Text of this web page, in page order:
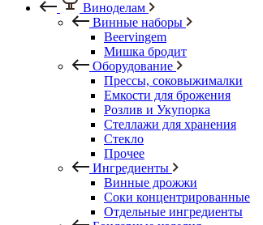
Виноделам
Винные наборы
Beervingem
Мишка бродит
Оборудование
Прессы, соковыжималки
Емкости для брожения
Розлив и Укупорка
Стеллажи для хранения
Стекло
Прочее
Ингредиенты
Винные дрожжи
Соки концентрированные
Отдельные ингредиенты